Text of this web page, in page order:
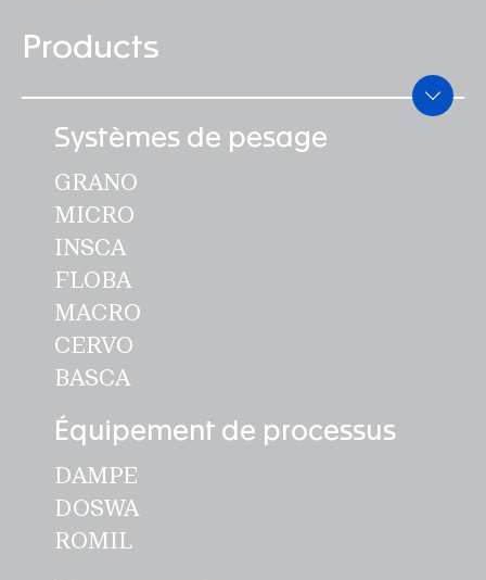
Products
Systèmes de pesage
GRANO
MICRO
INSCA
FLOBA
MACRO
CERVO
BASCA
Équipement de processus
DAMPE
DOSWA
ROMIL